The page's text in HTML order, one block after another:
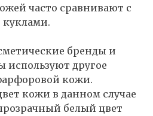
часто сравнивают с
бренды и
используют другое
кожи.
кожи в данном случае
белый цвет